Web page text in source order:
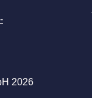
2026